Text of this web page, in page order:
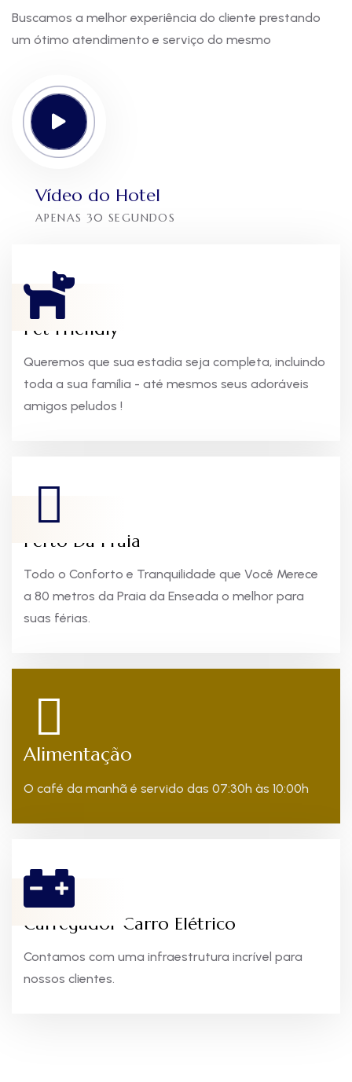
Buscamos a melhor experiência do cliente prestando
um ótimo atendimento e serviço do mesmo
Vídeo do Hotel
APENAS 30 SEGUNDOS
Pet Friendly
Queremos que sua estadia seja completa, incluindo
toda a sua família - até mesmos seus adoráveis
amigos peludos !
Perto Da Praia
Todo o Conforto e Tranquilidade que Você Merece
a 80 metros da Praia da Enseada o melhor para
suas férias.
Alimentação
O café da manhã é servido das 07:30h às 10:00h
Carregador Carro Elétrico
Contamos com uma infraestrutura incrível para
nossos clientes.